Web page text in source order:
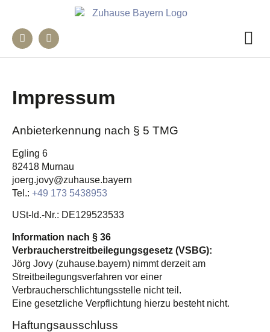
Impressum
Anbieterkennung nach § 5 TMG
Egling 6
82418 Murnau
joerg.jovy@zuhause.bayern
Tel.: +49 173 5438953
USt-Id.-Nr.: DE129523533
Information nach § 36
Verbraucherstreitbeilegungsgesetz (VSBG):
Jörg Jovy (zuhause.bayern) nimmt derzeit am
Streitbeilegungsverfahren vor einer
Verbraucherschlichtungsstelle nicht teil.
Eine gesetzliche Verpflichtung hierzu besteht nicht.
Haftungsausschluss